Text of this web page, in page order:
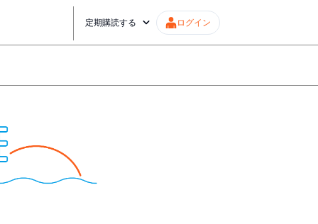
定期購読する ログイン